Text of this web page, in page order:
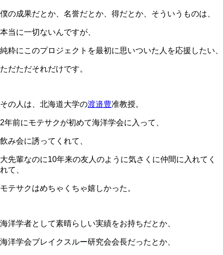
僕の成果だとか、名誉だとか、得だとか、そういうものは、
本当に一切ないんですが、
純粋にこのプロジェクトを最初に思いついた人を応援したい、
ただただそれだけです。
その人は、北海道大学の渡邉豊准教授。
2年前にモテサクが初めて海洋学会に入って、
飲み会に誘ってくれて、
大先輩なのに10年来の友人のように気さくに仲間に入れてく
れて、
モテサクはめちゃくちゃ嬉しかった。
海洋学者として素晴らしい実績をお持ちだとか、
海洋学会ブレイクスルー研究会会長だったとか、